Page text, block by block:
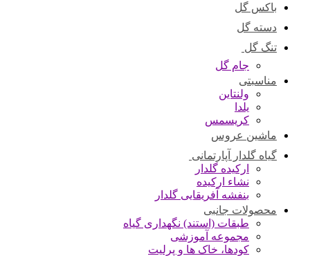
باکس گل
دسته گل
تنگ گل
جام گل
مناسبتی
ولنتاین
یلدا
کریسمس
ماشین عروس
گیاه گلدار آپارتمانی
ارکیده گلدار
نشاء ارکیده
بنفشه آفریقایی گلدار
محصولات جانبی
طبقات (استند) نگهداری گیاه
مجموعه آموزشی
کودها، خاک ها و پرلیت